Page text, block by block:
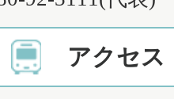
アクセス